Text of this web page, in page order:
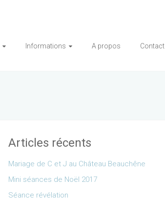
Informations A propos Contact
Articles récents
Mariage de C et J au Château Beauchêne
Mini séances de Noël 2017
Séance révélation